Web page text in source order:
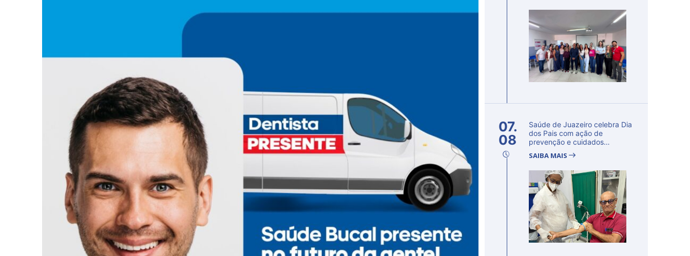
07.
08
Saúde de Juazeiro celebra Dia
dos Pais com ação de
prevenção e cuidados
SAIBA MAIS